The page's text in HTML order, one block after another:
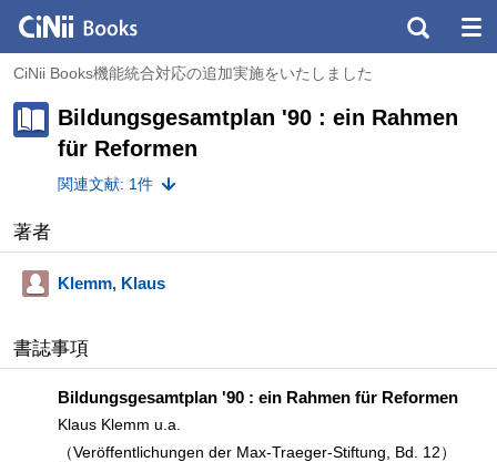
CiNii Books機能統合対応の追加実施をいたしました
Bildungsgesamtplan '90 : ein Rahmen
für Reformen
関連文献: 1件
著者
Klemm, Klaus
書誌事項
Bildungsgesamtplan '90 : ein Rahmen für Reformen
Klaus Klemm u.a.
（Veröffentlichungen der Max-Traeger-Stiftung, Bd. 12）